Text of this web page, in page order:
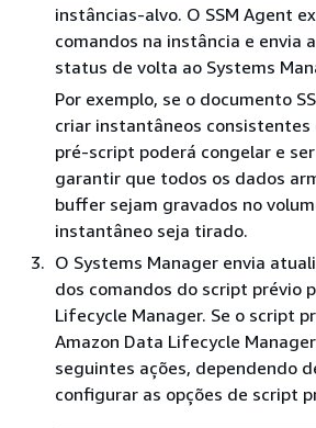
instâncias-alvo. O SSM Agent
comandos na instância e envia
status de volta ao Systems
Por exemplo, se o documento
criar instantâneos consistentes
pré-script poderá congelar e
garantir que todos os dados
buffer sejam gravados no
instantâneo seja tirado.
O Systems Manager envia
dos comandos do script prévio
Lifecycle Manager. Se o script
Amazon Data Lifecycle
seguintes ações, dependendo
configurar as opções de script